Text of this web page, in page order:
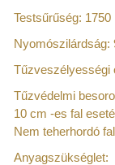
Testsűrűség: 1750
Nyomószilárdság:
Tűzveszélyességi
Tűzvédelmi
10 cm -es fal
Nem teherhordó
Anyagszükséglet: